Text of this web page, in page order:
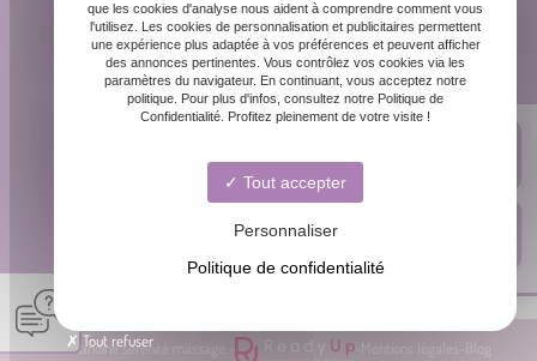
Horaires
Lundi - Dimanche : 8h - 20h
© Amandine sérénité massage - Mentions légales Blog
que les cookies d'analyse nous aident à comprendre comment vous
l'utilisez. Les cookies de personnalisation et publicitaires permettent
une expérience plus adaptée à vos préférences et peuvent afficher
des annonces pertinentes. Vous contrôlez vos cookies via les
paramètres du navigateur. En continuant, vous acceptez notre
politique. Pour plus d'infos, consultez notre Politique de
Confidentialité. Profitez pleinement de votre visite !
Tout accepter
Personnaliser
Politique de confidentialité
Tout refuser